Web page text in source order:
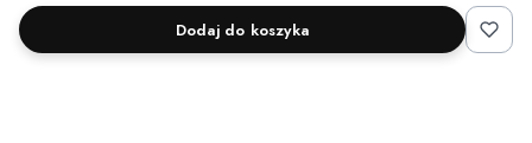
Dodaj do koszyka